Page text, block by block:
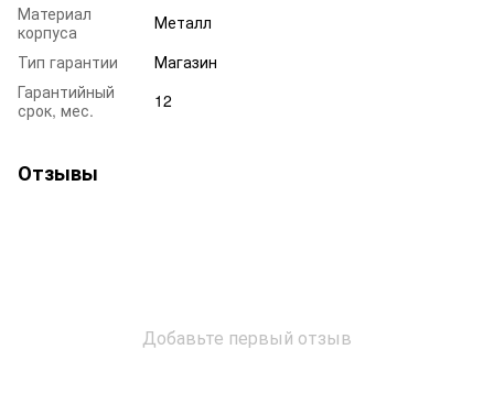
Материал
корпуса
Металл
Тип гарантии
Магазин
Гарантийный
срок, мес.
12
Отзывы
Добавьте первый отзыв